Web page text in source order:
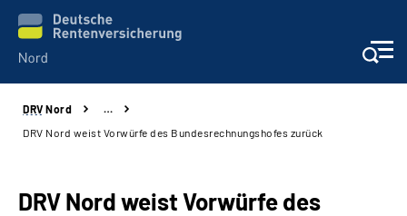
Aktuelles
DRV Nord
…
DRV Nord weist Vorwürfe des Bundesrechnungshofes zurück
DRV Nord weist Vorwürfe des